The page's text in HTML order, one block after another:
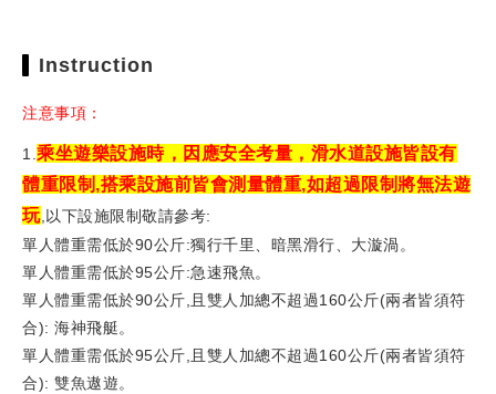
Instruction
注意事項：
1. 乘坐遊樂設施時，因應安全考量，滑水道設施皆設有
體重限制,搭乘設施前皆會測量體重,如超過限制將無法遊
玩,以下設施限制敬請參考:
單人體重需低於90公斤:獨行千里、暗黑滑行、大漩渦。
單人體重需低於95公斤:急速飛魚。
單人體重需低於90公斤,且雙人加總不超過160公斤(兩者皆須符
合): 海神飛艇。
單人體重需低於95公斤,且雙人加總不超過160公斤(兩者皆須符
合): 雙魚遨遊。